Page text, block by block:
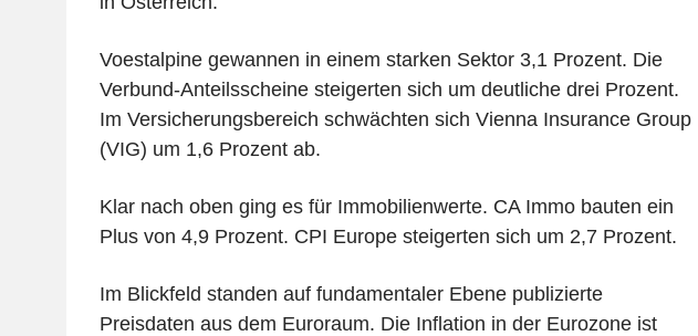
Voestalpine gewannen in einem starken Sektor 3,1 Prozent. Die
Verbund-Anteilsscheine steigerten sich um deutliche drei Prozent.
Im Versicherungsbereich schwächten sich Vienna Insurance Group
(VIG) um 1,6 Prozent ab.
Klar nach oben ging es für Immobilienwerte. CA Immo bauten ein
Plus von 4,9 Prozent. CPI Europe steigerten sich um 2,7 Prozent.
Im Blickfeld standen auf fundamentaler Ebene publizierte
Preisdaten aus dem Euroraum. Die Inflation in der Eurozone ist